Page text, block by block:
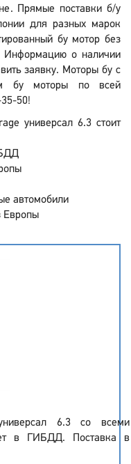
Прямые поставки б/у
для разных марок
бу мотор без
Информацию о наличии
заявку. Моторы бу с
бу моторы по всей
50!
универсал 6.3 стоит
автомобили
Европы
6.3 со всеми
в ГИБДД. Поставка в